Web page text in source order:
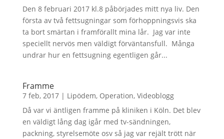
Den 8 februari 2017 kl.8 påbörjades mitt nya liv. Den
första av två fettsugningar som förhoppningsvis ska
ta bort smärtan i framförallt mina lår. Jag var inte
speciellt nervös men väldigt förväntansfull. Många
undrar hur en fettsugning egentligen går...
Framme
7 feb, 2017| Lipödem, Operation, Videoblogg
Då var vi äntligen framme på kliniken i Köln. Det blev
en väldigt lång dag igår med tv-sändningen,
packning, styrelsemöte osv så jag var rejält trött när